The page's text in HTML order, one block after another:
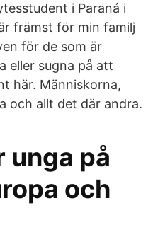
i Paraná i
främst för min familj
för de som är
eller sugna på att
här. Människorna,
och allt det där andra.
unga på
och